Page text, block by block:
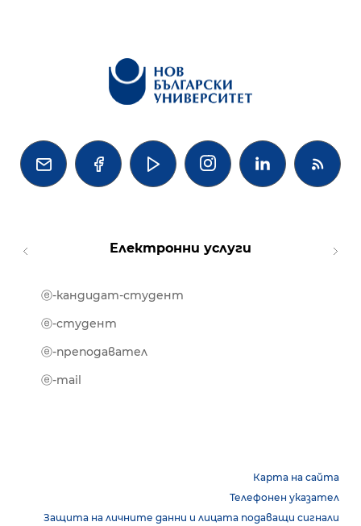
   
Електронни услуги
ⓔ-кандидат-студент
ⓔ-студент
ⓔ-преподавател
ⓔ-mail
Карта на сайта
Телефонен указател
Защита на личните данни и лицата подаващи сигнали